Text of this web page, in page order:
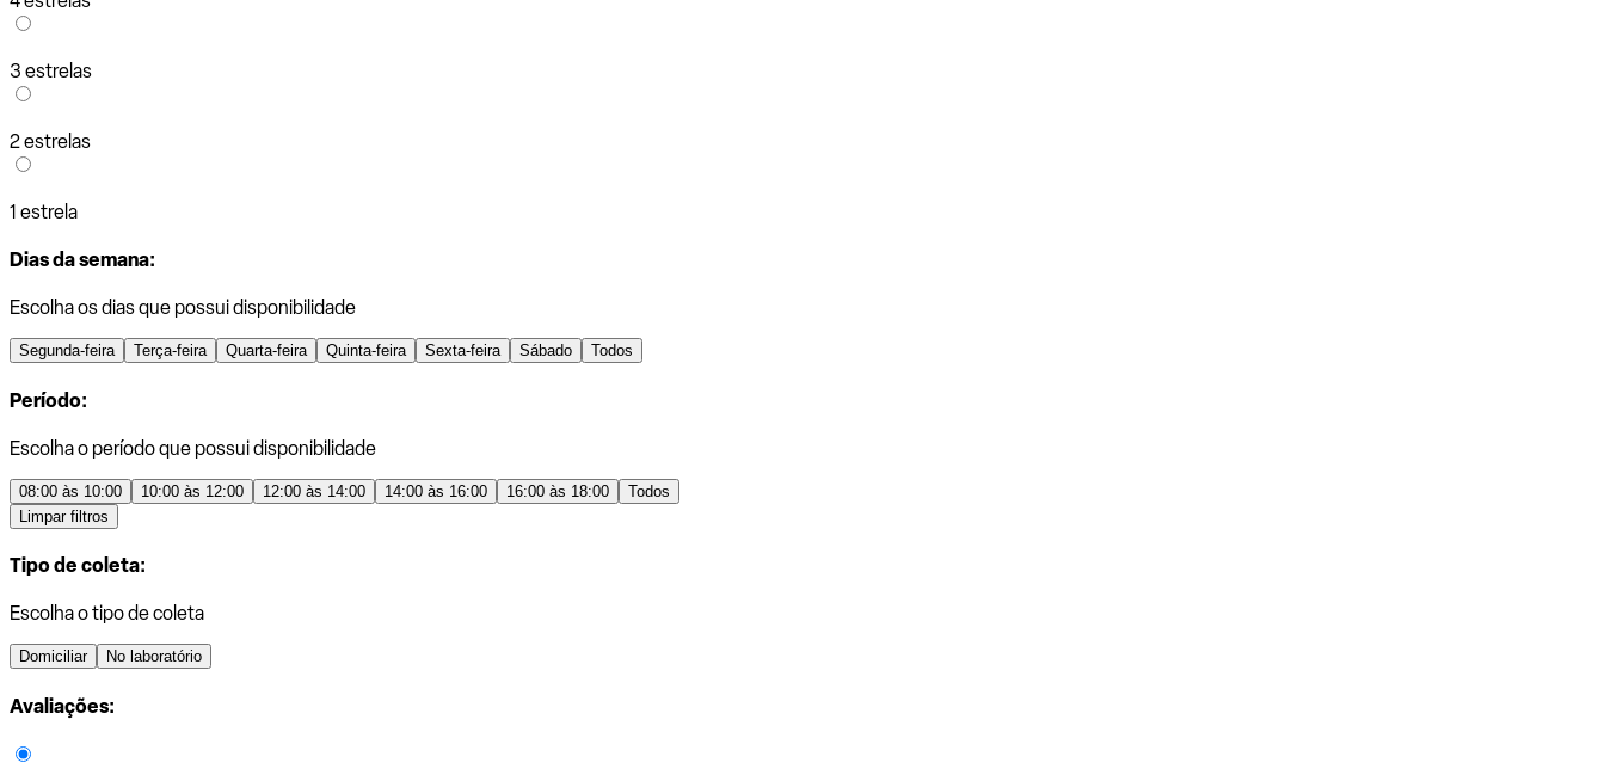
3 estrelas
2 estrelas
1 estrela
Dias da semana:
Escolha os dias que possui disponibilidade
Segunda-feira Terça-feira Quarta-feira Quinta-feira Sexta-feira Sábado Todos
Período:
Escolha o período que possui disponibilidade
08:00 às 10:00 10:00 às 12:00 12:00 às 14:00 14:00 às 16:00 16:00 às 18:00
Todos
Limpar filtros
Tipo de coleta:
Escolha o tipo de coleta
Domiciliar No laboratório
Avaliações: